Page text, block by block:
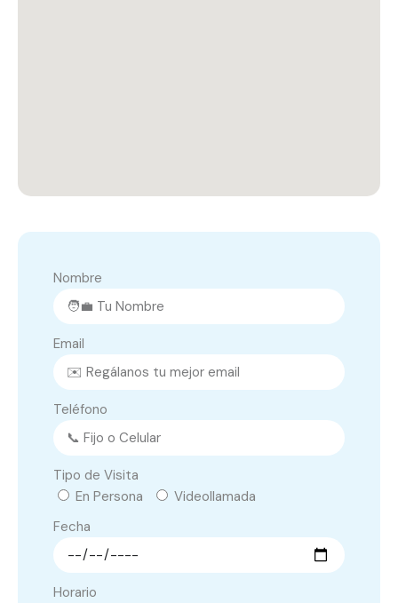
Nombre
Email
Teléfono
Tipo de Visita
En Persona
Videollamada
Fecha
Horario